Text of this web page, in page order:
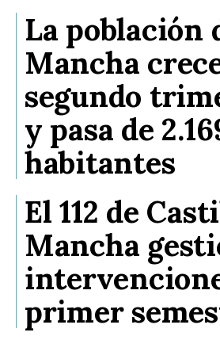
La población
Mancha
segundo
y pasa de
habitantes
El 112 de
Mancha
primer